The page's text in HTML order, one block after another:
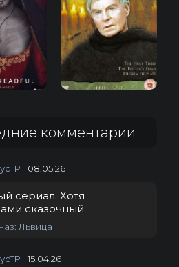
комментарии
08.05.26
сериал. Хотя
сказочный
Львица
15.04.26